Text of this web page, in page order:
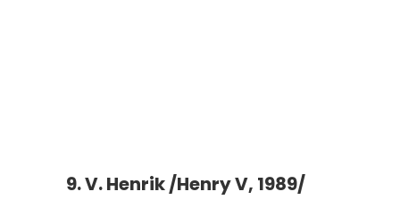
9. V. Henrik /Henry V, 1989/